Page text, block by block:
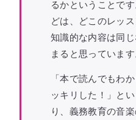
るかということで
どは、どこのレッ
知識的な内容は同
まると思っています
「本で読んでもわ
ッキリした！」と
り、義務教育の音